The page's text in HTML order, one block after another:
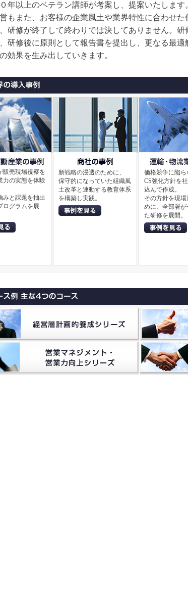
年以上のベテラン講師が考案し、提案いたします
もまた、お客様の企業風土や業界特性に合わせた
研修が終了して終わりでは決してありません。研
研修後に原則として報告書を提出し、更なる最適
効果を生み出していきます。
販売現場視察を
力の実態を体験
みと課題を抽出
ログラムを展
新戦略の浸透のために、
保守的になっていた組織風
土改革と連動する教育体系
を構築し実践。
価格競争に陥ら
CS強化方針を
込んで作成。
その方針を現場
めに、全部署が
た研修を展開。